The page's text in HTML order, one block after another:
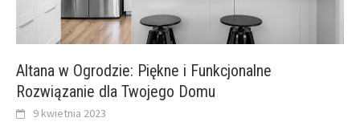
Altana w Ogrodzie: Piękne i Funkcjonalne
Rozwiązanie dla Twojego Domu
9 kwietnia 2023